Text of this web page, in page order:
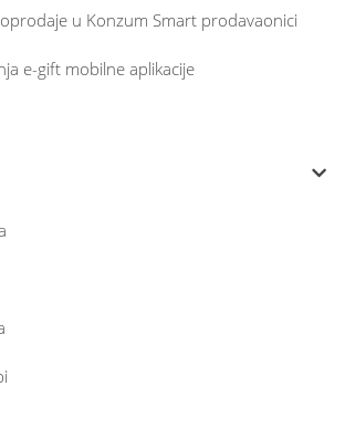
u Konzum Smart prodavaonici
e-gift mobilne aplikacije